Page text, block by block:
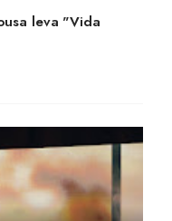
leva "Vida